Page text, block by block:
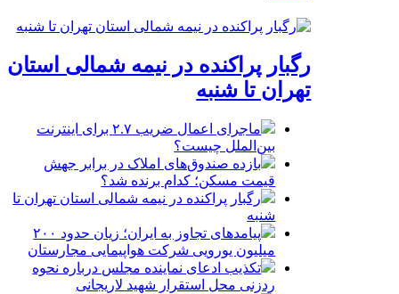
رگبار پراکنده در نیمه شمالی استان
تهران تا شنبه
ماجرای اعمال ضریب ۲.۷ برای اینترنت
بین‌الملل چیست؟
بازده صندوق‌های املاک در برابر جهش
قیمت مسکن؛ کدام برنده شد؟
رگبار پراکنده در نیمه شمالی استان تهران تا
شنبه
پیامدهای تجاوز به ایران؛ زیان حدود ۲۰۰
میلیون یورویی شرکت هواپیمایی مجارستان
تکذیب ادعای نماینده مجلس درباره نحوه
ردزنی محل استقرار شهید لاریجانی